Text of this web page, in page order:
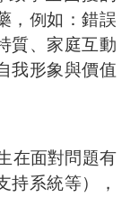
，例如：錯誤
質、家庭互動
我形象與價值
在面對問題有
持系統等），